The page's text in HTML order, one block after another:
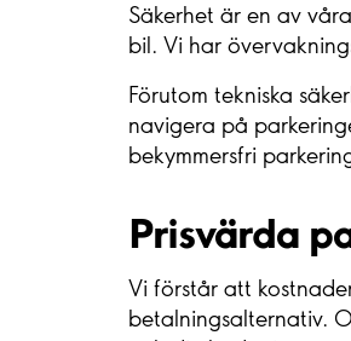
Säkerhet är en av
bil. Vi har
Förutom tekniska
navigera på
bekymmersfri
Prisvärda
Vi förstår att
betalningsalternativ.